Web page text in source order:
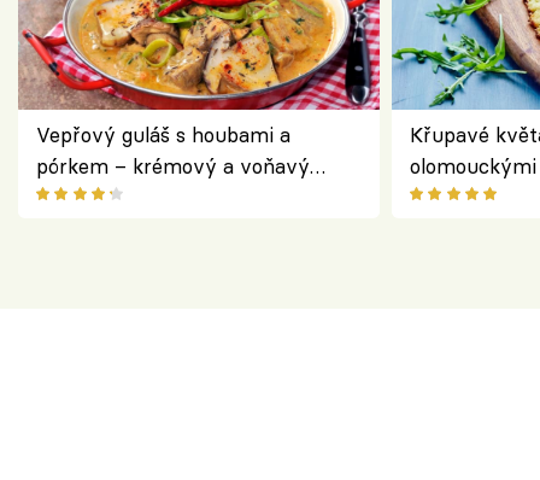
Vepřový guláš s houbami a
pórkem – krémový a voňavý
pokrm z jednoho hrnce
Křupavé
bezlepkový